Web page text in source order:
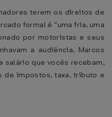
terem os direitos de
formal é “uma fria, uma
por motoristas e seus
a audiência, Marcos
salário que vocês recebam,
de impostos, taxa, tributo e